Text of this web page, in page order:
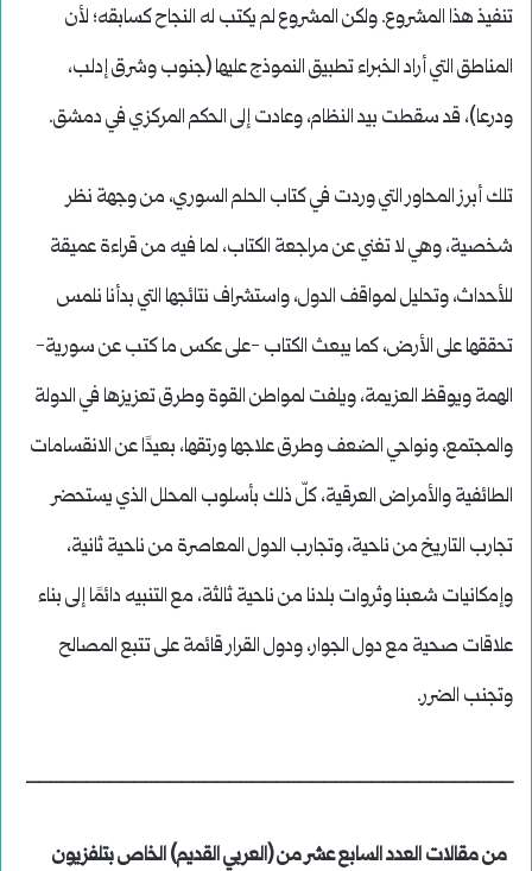
تنفيذ هذا المشروع. ولكن المشروع لم يكتب له النجاح كسابقه؛ لأن
المناطق التي أراد الخبراء تطبيق النموذج عليها (جنوب وشرق إدلب،
ودرعا)، قد سقطت بيد النظام، وعادت إلى الحكم المركزي في دمشق.
تلك أبرز المحاور التي وردت في كتاب الحلم السوري، من وجهة نظر
شخصية، وهي لا تغني عن مراجعة الكتاب، لما فيه من قراءة عميقة
للأحداث، وتحليل لمواقف الدول، واستشراف نتائجها التي بدأنا نلمس
تحققها على الأرض، كما يبعث الكتاب -على عكس ما كتب عن سورية-
الهمة ويوقظ العزيمة، ويلفت لمواطن القوة وطرق تعزيزها في الدولة
والمجتمع، ونواحي الضعف وطرق علاجها ورتقها، بعيدًا عن الانقسامات
الطائفية والأمراض العرقية، كلّ ذلك بأسلوب المحلل الذي يستحضر
تجارب التاريخ من ناحية، وتجارب الدول المعاصرة من ناحية ثانية،
وإمكانيات شعبنا وثروات بلدنا من ناحية ثالثة، مع التنبيه دائمًا إلى بناء
علاقات صحية مع دول الجوار، ودول القرار قائمة على تتبع المصالح
وتجنب الضرر.
_________________________________________
من مقالات العدد السابع عشر من (العربي القديم) الخاص بتلفزيون